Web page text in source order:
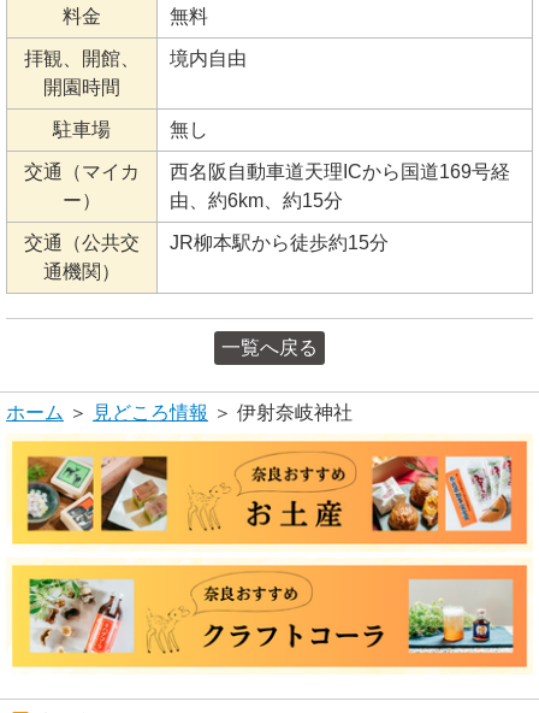
料金 無料
拝観、開館、
開園時間
境内自由
駐車場 無し
交通（マイカ
ー）
西名阪自動車道天理ICから国道169号経
由、約6km、約15分
交通（公共交
通機関）
JR柳本駅から徒歩約15分
一覧へ戻る
ホーム ＞ 見どころ情報 ＞ 伊射奈岐神社